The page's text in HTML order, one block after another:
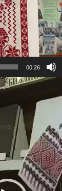
00:26